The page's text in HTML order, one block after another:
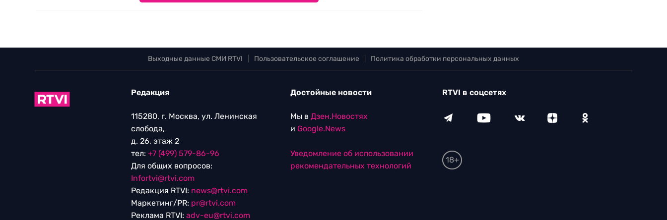
Выходные данные СМИ RTVI Пользовательское соглашение Политика обработки персональных данных
Редакция
115280, г. Москва, ул. Ленинская
слобода,
д. 26, этаж 2
тел: +7 (499) 579-86-96
Для общих вопросов:
Infortvi@rtvi.com
Редакция RTVI: news@rtvi.com
Маркетинг/PR: pr@rtvi.com
Реклама RTVI: adv-eu@rtvi.com
Достойные новости
Мы в Дзен.Новостях
и Google.News
Уведомление об использовании
рекомендательных технологий
RTVI в соцсетях
18+